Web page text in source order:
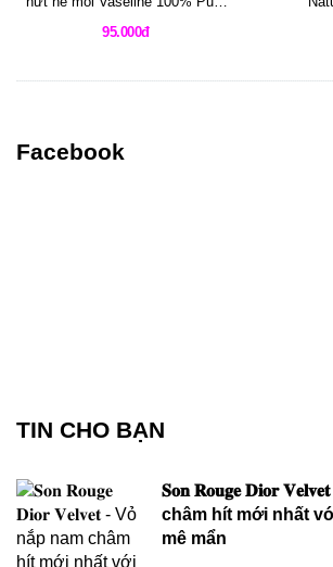
95.000đ
Facebook
TIN CHO BẠN
𝐒𝐨𝐧 𝐑𝐨𝐮𝐠𝐞 𝐃𝐢𝐨𝐫
châm hít mới nhất
mê mẩn